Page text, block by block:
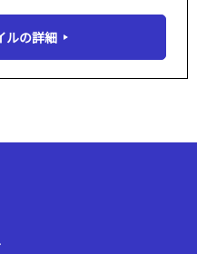
ルの詳細